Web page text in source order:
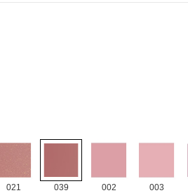
021 039 002 003